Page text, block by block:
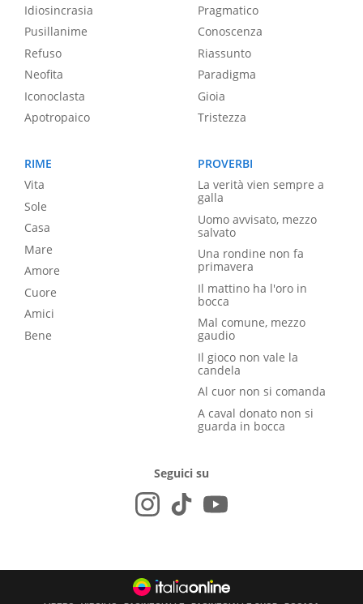
Idiosincrasia
Pusillanime
Refuso
Neofita
Iconoclasta
Apotropaico
Pragmatico
Conoscenza
Riassunto
Paradigma
Gioia
Tristezza
RIME
Vita
Sole
Casa
Mare
Amore
Cuore
Amici
Bene
PROVERBI
La verità vien sempre a
galla
Uomo avvisato, mezzo
salvato
Una rondine non fa
primavera
Il mattino ha l'oro in
bocca
Mal comune, mezzo
gaudio
Il gioco non vale la
candela
Al cuor non si comanda
A caval donato non si
guarda in bocca
Seguici su